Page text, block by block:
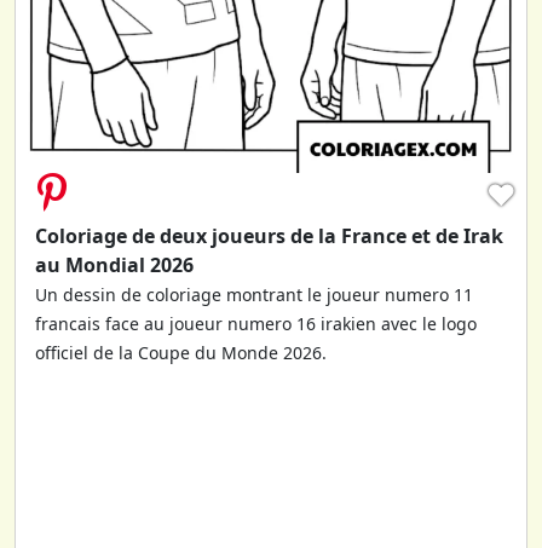
♥
Coloriage de deux joueurs de la France et de Irak
au Mondial 2026
Un dessin de coloriage montrant le joueur numero 11
francais face au joueur numero 16 irakien avec le logo
officiel de la Coupe du Monde 2026.